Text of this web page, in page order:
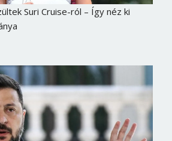
Suri Cruise-ról – Így néz ki